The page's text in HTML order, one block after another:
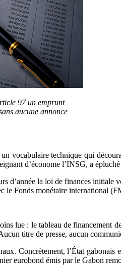
97 un emprunt
aucune annonce
vocabulaire technique qui
d’économe l’INSG, a
d’année la loi de finances
le Fonds monétaire international
lue : le tableau de financement
titre de presse, aucun
Concrètement, l’État
eurobond émis par le Gabon